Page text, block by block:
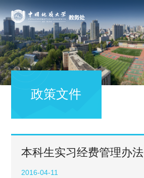
政策文件
本科生实习经费管理办法
2016-04-11